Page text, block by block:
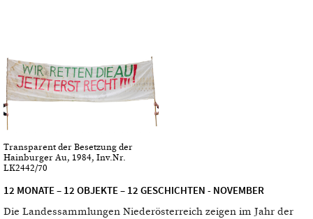
Transparent der Besetzung der
Hainburger Au, 1984, Inv.Nr.
LK2442/70
12 MONATE – 12 OBJEKTE – 12 GESCHICHTEN - NOVEMBER
Die Landessammlungen Niederösterreich zeigen im Jahr der